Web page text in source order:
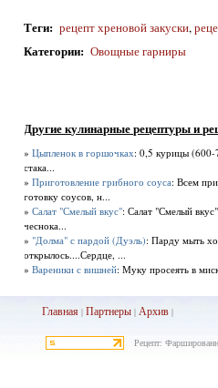
Теги: рецепт хреновой закуски,
Категории: Овощные гарниры
Другие кулинарные рецептуры и
»Цыпленок в горшочках: 0,5 курицы (600-
стака...
»Приготовление грибного соуса: Всем
готовку соусов, н...
»Салат "Смелый вкус": Салат "Смелый
чеснока...
» "Долма" с пардой (Дуэль): Парду мыть
открылось....Сердце, ...
»Вареники с вишней: Муку просеять в
Главная |Партнеры |Архив |
Рецепт: